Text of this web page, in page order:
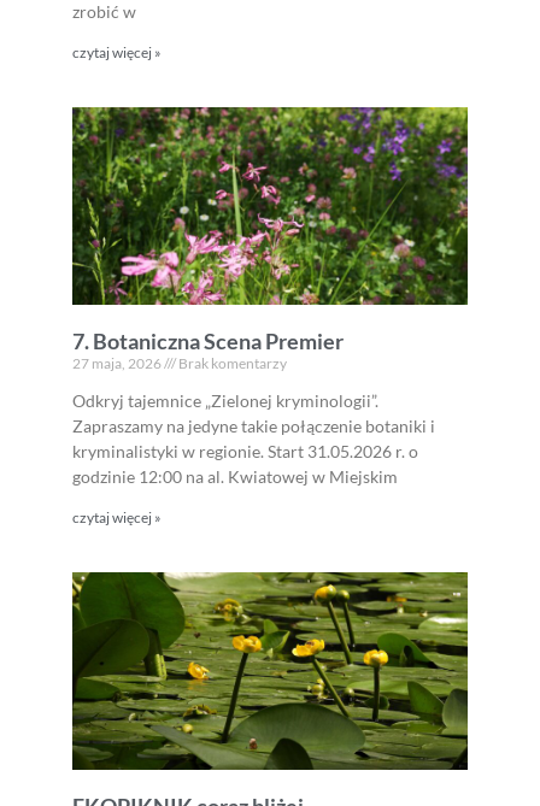
zrobić w
czytaj więcej »
7. Botaniczna Scena Premier
27 maja, 2026 Brak komentarzy
Odkryj tajemnice „Zielonej kryminologii”.
Zapraszamy na jedyne takie połączenie botaniki i
kryminalistyki w regionie. Start 31.05.2026 r. o
godzinie 12:00 na al. Kwiatowej w Miejskim
czytaj więcej »